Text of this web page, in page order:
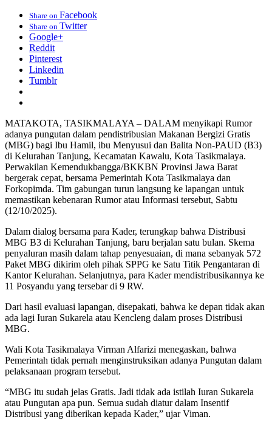
Share on Facebook
Share on Twitter
Google+
Reddit
Pinterest
Linkedin
Tumblr
MATAKOTA, TASIKMALAYA – DALAM menyikapi Rumor
adanya pungutan dalam pendistribusian Makanan Bergizi Gratis
(MBG) bagi Ibu Hamil, ibu Menyusui dan Balita Non-PAUD (B3)
di Kelurahan Tanjung, Kecamatan Kawalu, Kota Tasikmalaya.
Perwakilan Kemendukbangga/BKKBN Provinsi Jawa Barat
bergerak cepat, bersama Pemerintah Kota Tasikmalaya dan
Forkopimda. Tim gabungan turun langsung ke lapangan untuk
memastikan kebenaran Rumor atau Informasi tersebut, Sabtu
(12/10/2025).
Dalam dialog bersama para Kader, terungkap bahwa Distribusi
MBG B3 di Kelurahan Tanjung, baru berjalan satu bulan. Skema
penyaluran masih dalam tahap penyesuaian, di mana sebanyak 572
Paket MBG dikirim oleh pihak SPPG ke Satu Titik Pengantaran di
Kantor Kelurahan. Selanjutnya, para Kader mendistribusikannya ke
11 Posyandu yang tersebar di 9 RW.
Dari hasil evaluasi lapangan, disepakati, bahwa ke depan tidak akan
ada lagi Iuran Sukarela atau Kencleng dalam proses Distribusi
MBG.
Wali Kota Tasikmalaya Virman Alfarizi menegaskan, bahwa
Pemerintah tidak pernah menginstruksikan adanya Pungutan dalam
pelaksanaan program tersebut.
“MBG itu sudah jelas Gratis. Jadi tidak ada istilah Iuran Sukarela
atau Pungutan apa pun. Semua sudah diatur dalam Insentif
Distribusi yang diberikan kepada Kader,” ujar Viman.